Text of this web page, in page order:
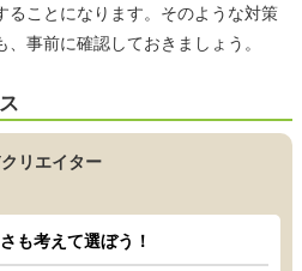
ることになります。そのような対策
事前に確認しておきましょう。
リエイター
も考えて選ぼう！